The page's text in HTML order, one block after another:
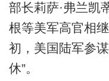
部长莉萨·弗兰凯
根等美军高官相
初，美国陆军参
休”。